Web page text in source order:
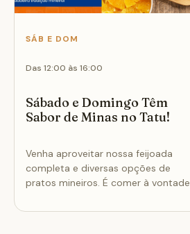
SÁB E DOM
Das 12:00 às 16:00
Sábado e Domingo Têm
Sabor de Minas no Tatu!
Venha aproveitar nossa feijoada
completa e diversas opções de
pratos mineiros. É comer à vontade